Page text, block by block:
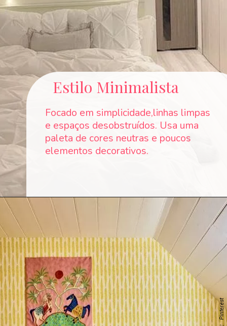
Estilo Minimalista
Focado em simplicidade,linhas limpas
e espaços desobstruídos. Usa uma
paleta de cores neutras e poucos
elementos decorativos.
Pinterest